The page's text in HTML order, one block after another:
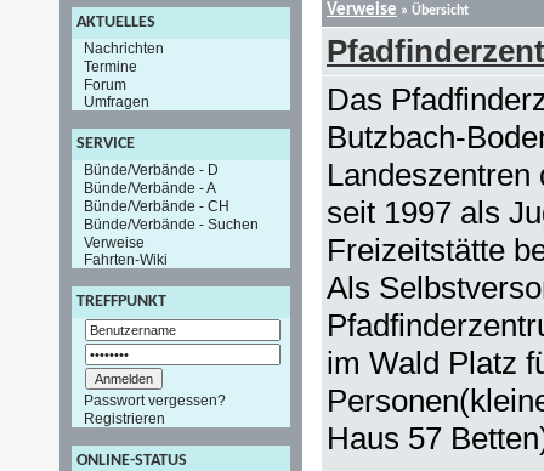
AKTUELLES
Nachrichten
Termine
Forum
Umfragen
SERVICE
Bünde/Verbände - D
Bünde/Verbände - A
Bünde/Verbände - CH
Bünde/Verbände - Suchen
Verweise
Fahrten-Wiki
TREFFPUNKT
Passwort vergessen?
Registrieren
ONLINE-STATUS
Verweise » Übersicht
Das
Butzbach-
seit 1997 als
Freizeitstätte
Als
im Wald Platz
Haus 57